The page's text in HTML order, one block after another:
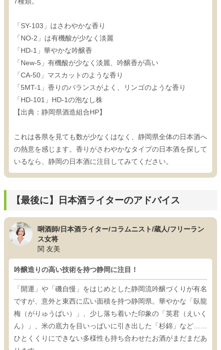
「SY-103」はさわやかな香り
「NO-2」は有機酸が少なく淡麗
「HD-1」華やかな吟醸香
「New-5」有機酸が少なく淡麗、吟醸香が高い
「CA-50」マスカットのような香り
「5MT-1」香りのバランスがよく、リンゴのような香り
「HD-101」HD-1の泡なし株
【出典：静岡県酒造組合HP】
これは各県を見ても数が少なくはなく、静岡県全体の日本酒へ
の熱意を感じます。香りがさわやかなタイプの日本酒を探して
いるなら、静岡の日本酒に注目してみてください。
【最後に】日本酒ライターのアドバイス
唎酒師/日本酒ライター/コラムニスト/蔵人/フリーラン
ス女将
関 友美
吟醸造りの高い技術を持つ静岡に注目！
「開運」や「磯自慢」をはじめとした静岡流吟醸づくりが有名
ですが、意外と東西に広い面積を持つ静岡県。華やかな「臥龍
梅（がりゅうばい）」、少し落ち着いた印象の「英君（えいく
ん）」、米の底力を目いっぱいに引き出した「杉錦」など……
ひとくくりにできない多様性も持ち合わせたお酒がまだまだあ